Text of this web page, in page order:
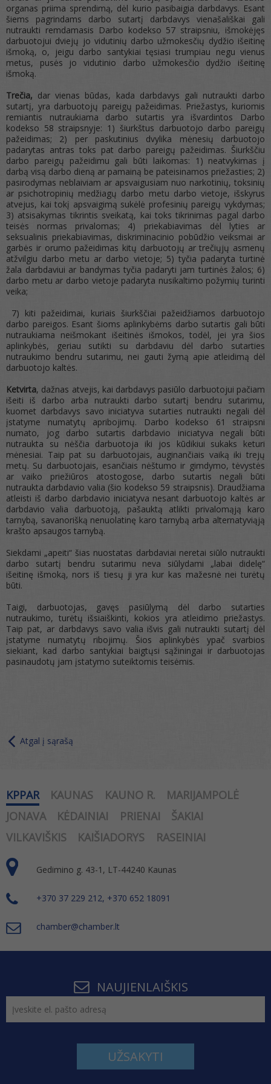
organas priima sprendimą, dėl kurio pasibaigia darbdavys. Esant
šiems pagrindams darbo sutartį darbdavys vienašališkai gali
nutraukti remdamasis Darbo kodekso 57 straipsniu, išmokėjęs
darbuotojui dviejų jo vidutinių darbo užmokesčių dydžio išeitinę
išmoką, o, jeigu darbo santykiai tęsiasi trumpiau negu vienus
metus, pusės jo vidutinio darbo užmokesčio dydžio išeitinę
išmoką.
Trečia, dar vienas būdas, kada darbdavys gali nutraukti darbo
sutartį, yra darbuotojų pareigų pažeidimas. Priežastys, kuriomis
remiantis nutraukiama darbo sutartis yra išvardintos Darbo
kodekso 58 straipsnyje: 1) šiurkštus darbuotojo darbo pareigų
pažeidimas; 2) per paskutinius dvylika mėnesių darbuotojo
padarytas antras toks pat darbo pareigų pažeidimas. Šiurkščiu
darbo pareigų pažeidimu gali būti laikomas: 1) neatvykimas į
darbą visą darbo dieną ar pamainą be pateisinamos priežasties; 2)
pasirodymas neblaiviam ar apsvaigusiam nuo narkotinių, toksinių
ar psichotropinių medžiagų darbo metu darbo vietoje, išskyrus
atvejus, kai tokį apsvaigimą sukėlė profesinių pareigų vykdymas;
3) atsisakymas tikrintis sveikatą, kai toks tikrinimas pagal darbo
teisės normas privalomas; 4) priekabiavimas dėl lyties ar
seksualinis priekabiavimas, diskriminacinio pobūdžio veiksmai ar
garbės ir orumo pažeidimas kitų darbuotojų ar trečiųjų asmenų
atžvilgiu darbo metu ar darbo vietoje; 5) tyčia padaryta turtinė
žala darbdaviui ar bandymas tyčia padaryti jam turtinės žalos; 6)
darbo metu ar darbo vietoje padaryta nusikaltimo požymių turinti
veika;
7) kiti pažeidimai, kuriais šiurkščiai pažeidžiamos darbuotojo
darbo pareigos. Esant šioms aplinkybėms darbo sutartis gali būti
nutraukiama neišmokant išeitinės išmokos, todėl, jei yra šios
aplinkybės, geriau sutikti su darbdaviu dėl darbo sutarties
nutraukimo bendru sutarimu, nei gauti žymą apie atleidimą dėl
darbuotojo kaltės.
Ketvirta, dažnas atvejis, kai darbdavys pasiūlo darbuotojui pačiam
išeiti iš darbo arba nutraukti darbo sutartį bendru sutarimu,
kuomet darbdavys savo iniciatyva sutarties nutraukti negali dėl
įstatyme numatytų apribojimų. Darbo kodekso 61 straipsni
numato, jog darbo sutartis darbdavio iniciatyva negali būti
nutraukta su nėščia darbuotoja iki jos kūdikiui sukaks keturi
mėnesiai. Taip pat su darbuotojais, auginančiais vaiką iki trejų
metų. Su darbuotojais, esančiais nėštumo ir gimdymo, tėvystės
ar vaiko priežiūros atostogose, darbo sutartis negali būti
nutraukta darbdavio valia (šio kodekso 59 straipsnis). Draudžiama
atleisti iš darbo darbdavio iniciatyva nesant darbuotojo kaltės ar
darbdavio valia darbuotoją, pašauktą atlikti privalomąją karo
tarnybą, savanorišką nenuolatinę karo tarnybą arba alternatyviąją
krašto apsaugos tarnybą.
Siekdami „apeiti“ šias nuostatas darbdaviai neretai siūlo nutraukti
darbo sutartį bendru sutarimu neva siūlydami „labai didelę“
išeitinę išmoką, nors iš tiesų ji yra kur kas mažesnė nei turėtų
būti.
Taigi, darbuotojas, gavęs pasiūlymą dėl darbo sutarties
nutraukimo, turėtų išsiaiškinti, kokios yra atleidimo priežastys.
Taip pat, ar darbdavys savo valia išvis gali nutraukti sutartį dėl
įstatyme numatytų ribojimų. Šios aplinkybės ypač svarbios
siekiant, kad darbo santykiai baigtųsi sąžiningai ir darbuotojas
pasinaudotų jam įstatymo suteiktomis teisėmis.
Atgal į sąrašą
KPPAR KAUNAS KAUNO R.
MARIJAMPOLĖ
JONAVA
KĖDAINIAI PRIENAI
ŠAKIAI
VILKAVIŠKIS
KAIŠIADORYS RASEINIAI
Gedimino g. 43-1, LT-44240 Kaunas
+370 37 229 212, +370 652 18091
chamber@chamber.lt
NAUJIENLAIŠKIS
UŽSAKYTI